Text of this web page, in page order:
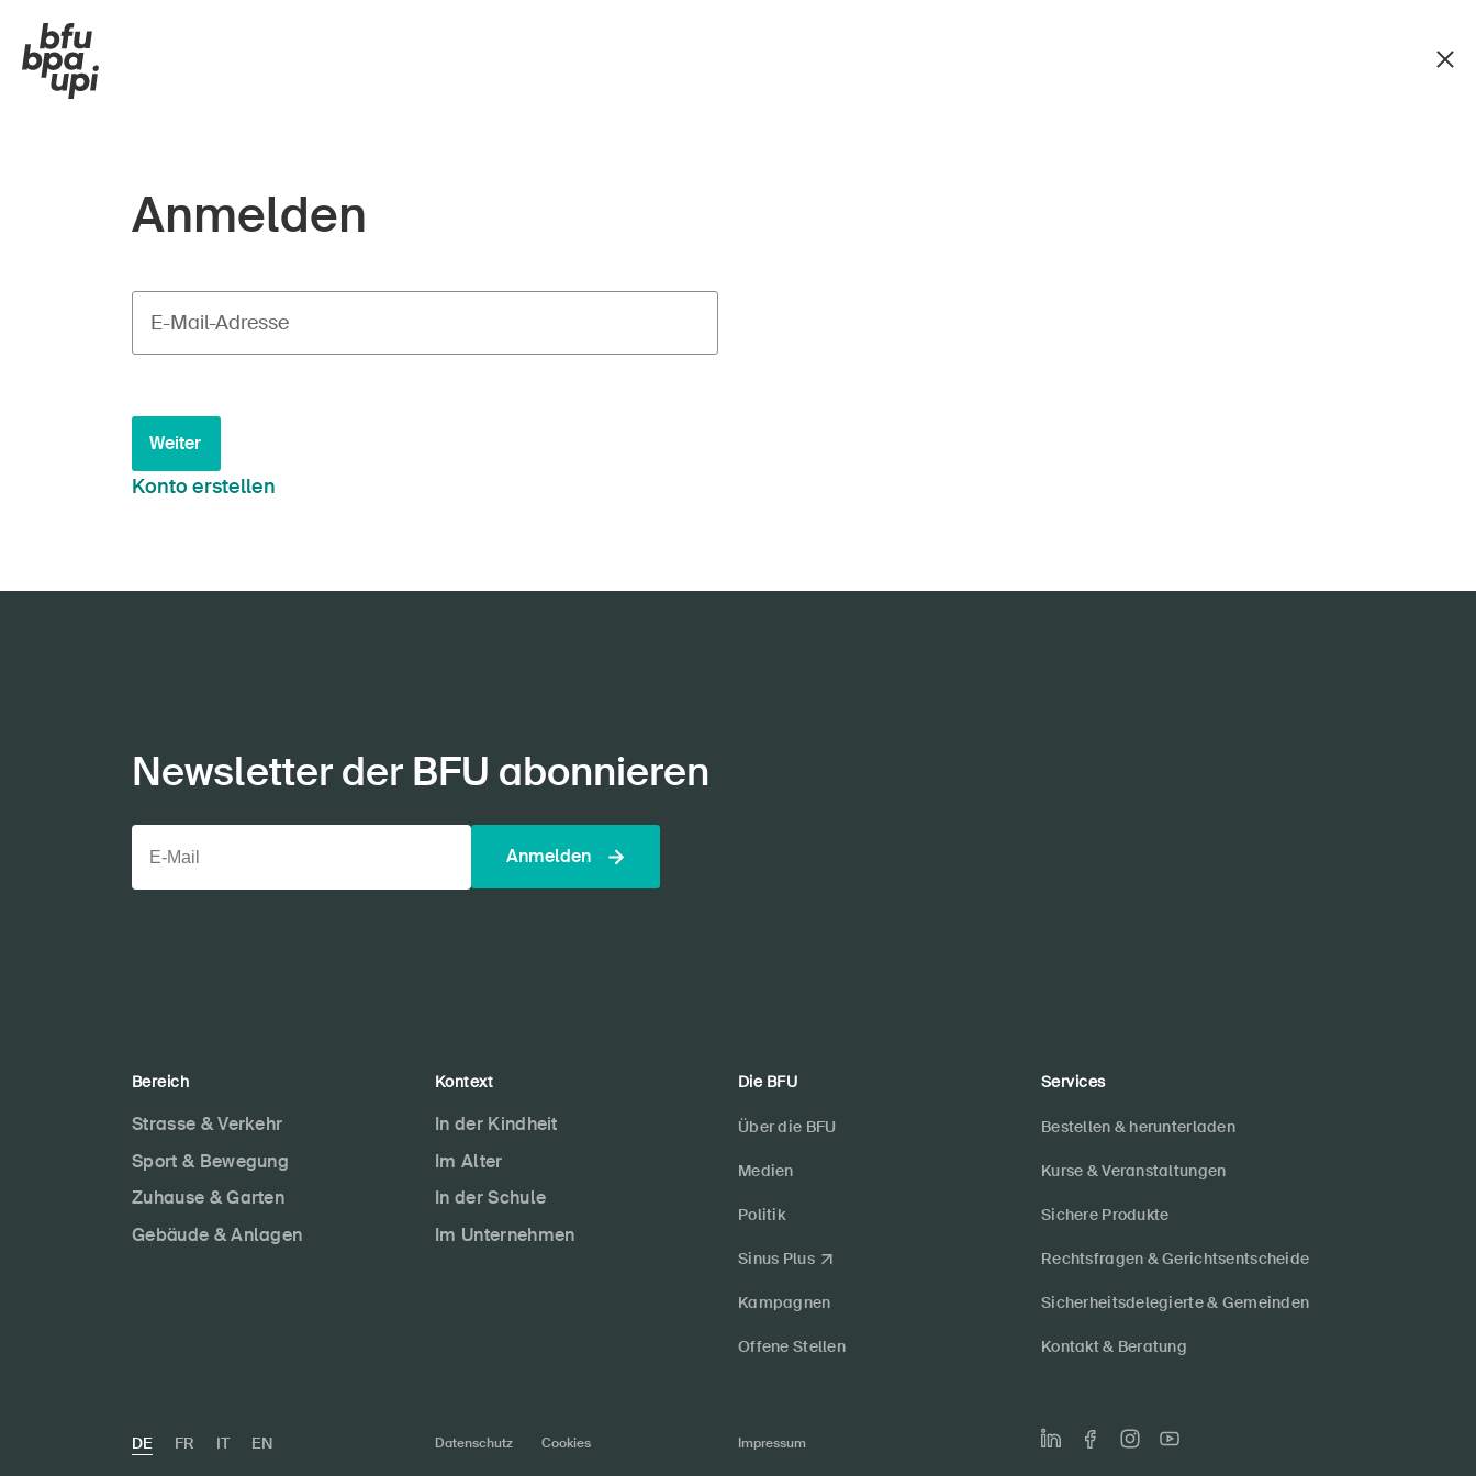
Anmelden
E-Mail-Adresse
Weiter
Konto erstellen
Newsletter der BFU abonnieren
Anmelden
Bereich
Strasse & Verkehr
Sport & Bewegung
Zuhause & Garten
Gebäude & Anlagen
Kontext
In der Kindheit
Im Alter
In der Schule
Im Unternehmen
Die BFU
Über die BFU
Medien
Politik
Sinus Plus
Kampagnen
Offene Stellen
Services
Bestellen & herunterladen
Kurse & Veranstaltungen
Sichere Produkte
Rechtsfragen & Gerichtsentscheide
Sicherheitsdelegierte & Gemeinden
Kontakt & Beratung
DE FR IT EN Datenschutz Cookies Impressum